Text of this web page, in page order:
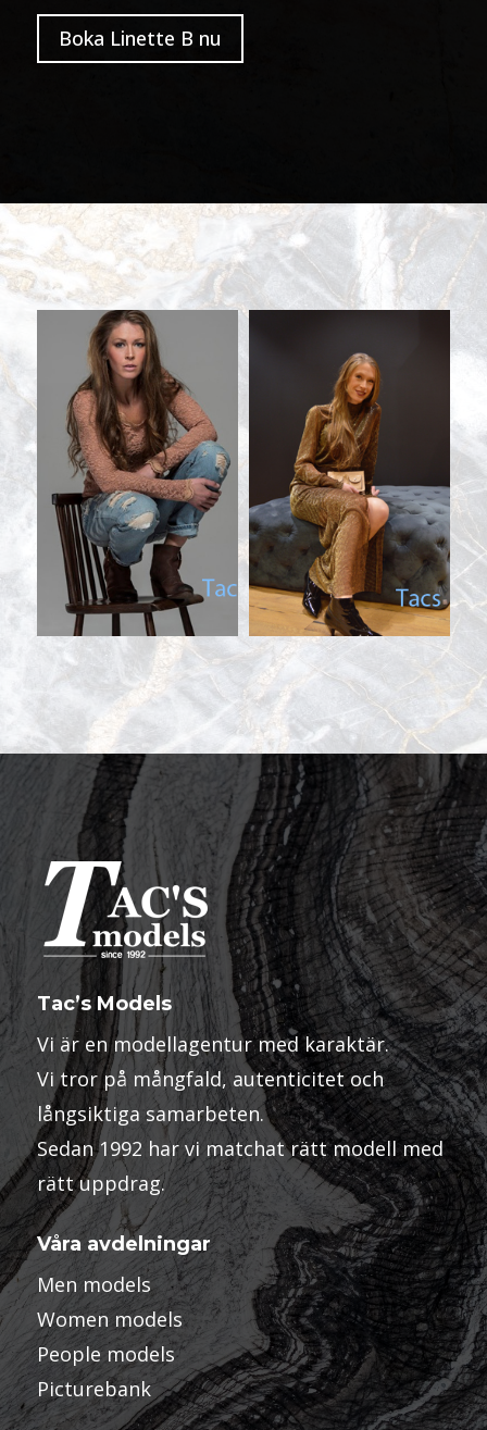
Boka Linette B nu
Tac’s Models
Vi är en modellagentur med karaktär.
Vi tror på mångfald, autenticitet och
långsiktiga samarbeten.
Sedan 1992 har vi matchat rätt modell med
rätt uppdrag.
Våra avdelningar
Men models
Women models
People models
Picturebank